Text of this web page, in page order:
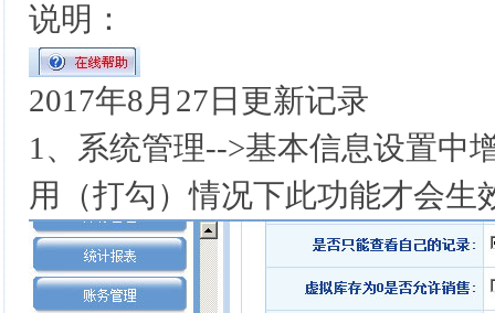
说明：
2017年8月27日更新记录
1、系统管理-->基本信息设置中
用（打勾）情况下此功能才会生